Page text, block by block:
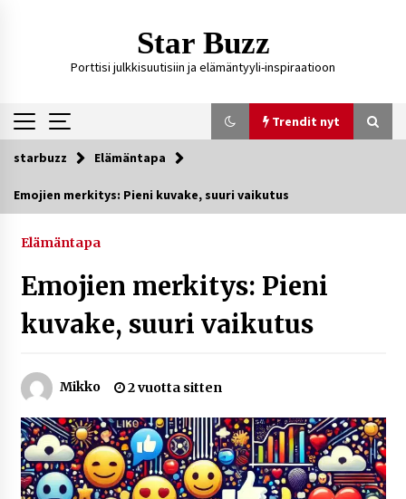
Star Buzz
Porttisi julkkisuutisiin ja elämäntyyli-inspiraatioon
Trendit nyt
Trendit nyt
Ali Leiniö vankila – mitä väitteistä tiedetään?
4 päivää sitten
Matti Koivisto toimittaja ikä – mitä Ylen
5 päivää sitten
Netflix, YouTube, TikTok, pelit ja nettikasinot
osana samaa ilmiötä
starbuzz Elämäntapa
Emojien merkitys: Pieni kuvake, suuri vaikutus
Elämäntapa
Emojien merkitys: Pieni
kuvake, suuri vaikutus
Mikko 2 vuotta sitten